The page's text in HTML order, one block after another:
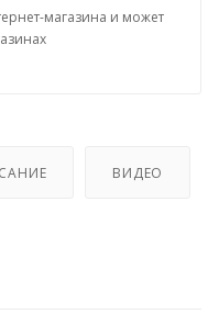
магазина и может
ВИДЕО